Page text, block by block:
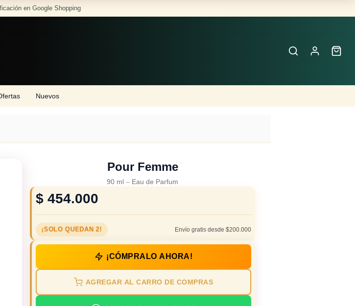
en Google Shopping
Nuevos
Pour Femme
90 ml – Eau de Parfum
$ 454.000
¡SOLO QUEDAN 2! Envío gratis desde $200.000
¡CÓMPRALO AHORA!
AGREGAR AL CARRO DE COMPRAS